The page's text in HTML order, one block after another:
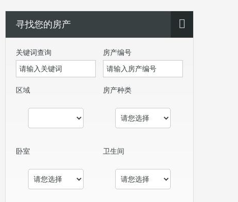
寻找您的房产
关键词查询 房产编号
区域 房产种类
卧室 卫生间